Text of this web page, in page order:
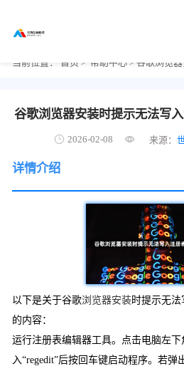
当前位置： 首页 > 帮助中心 > 谷歌浏览器安装
谷歌浏览器安装时提示无法写
2026-02-08 来源：
详情介绍
以下是关于谷歌浏览器安装时提示无
的内容：
运行注册表编辑器工具。点击电脑左
入“regedit”后按回车键启动程序。若